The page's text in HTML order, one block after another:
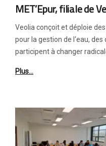
MET’Epur, filiale de
Veolia conçoit et déploie
pour la gestion de l‘eau,
participent à changer
Plus…